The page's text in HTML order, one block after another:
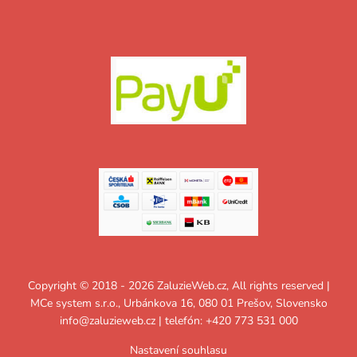
Copyright © 2018 - 2026 ZaluzieWeb.cz, All rights reserved |
MCe system s.r.o., Urbánkova 16, 080 01 Prešov, Slovensko
info@zaluzieweb.cz| telefón: +420 773 531 000
Nastavení souhlasu